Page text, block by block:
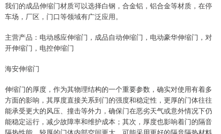
我们的成品伸缩门材质可以选择白钢，合金铝，铝合金等材质，在停
车场，厂区，门口等领域有广泛应用。
主营产品：电动感应伸缩门，成品自动伸缩门，电动豪华伸缩门，对
开伸缩门，电控伸缩门
海安伸缩门
伸缩门的厚度，作为其物理结构的一个重要参数，确实对使用有着多
方面的影响，其厚度直接关系到门的强度和稳定性，更厚的门体往往
能承受更大的风压、撞击等外力，确保门在恶劣天气或意外情况下仍
能稳定运行，减少故障率和维护成本；其次，厚度也影响着门的隔音